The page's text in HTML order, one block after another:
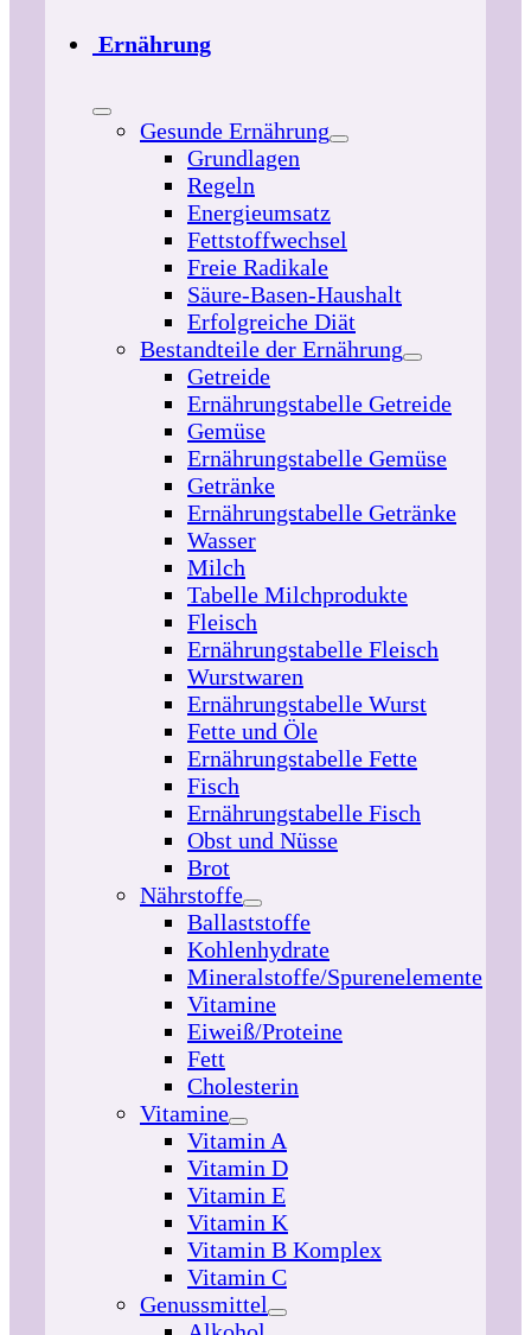
Ernährung
Gesunde Ernährung
Grundlagen
Regeln
Energieumsatz
Fettstoffwechsel
Freie Radikale
Säure-Basen-Haushalt
Erfolgreiche Diät
Bestandteile der Ernährung
Getreide
Ernährungstabelle Getreide
Gemüse
Ernährungstabelle Gemüse
Getränke
Ernährungstabelle Getränke
Wasser
Milch
Tabelle Milchprodukte
Fleisch
Ernährungstabelle Fleisch
Wurstwaren
Ernährungstabelle Wurst
Fette und Öle
Ernährungstabelle Fette
Fisch
Ernährungstabelle Fisch
Obst und Nüsse
Brot
Nährstoffe
Ballaststoffe
Kohlenhydrate
Mineralstoffe/Spurenelemente
Vitamine
Eiweiß/Proteine
Fett
Cholesterin
Vitamine
Vitamin A
Vitamin D
Vitamin E
Vitamin K
Vitamin B Komplex
Vitamin C
Genussmittel